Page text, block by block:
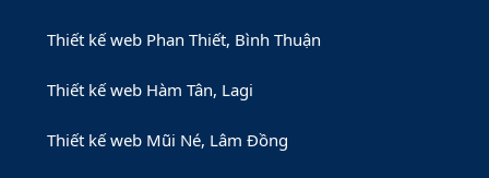
Thiết kế web Phan Thiết, Bình Thuận
Thiết kế web Hàm Tân, Lagi
Thiết kế web Mũi Né, Lâm Đồng